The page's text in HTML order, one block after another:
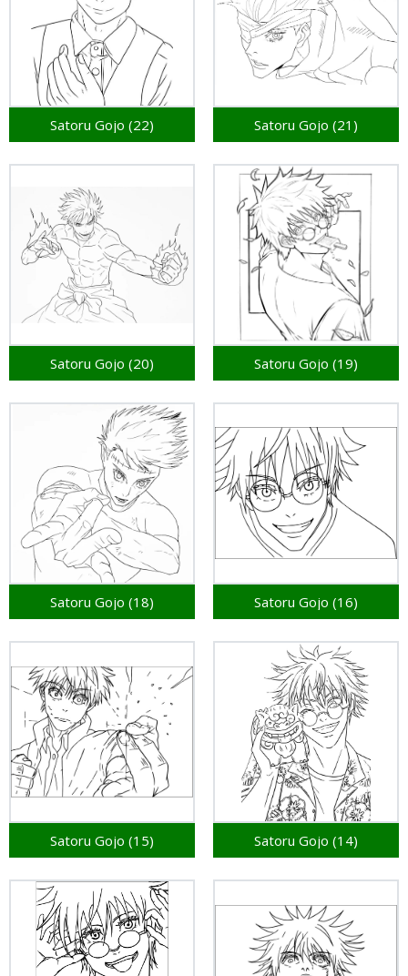
Satoru Gojo (22) Satoru Gojo (21)
Satoru Gojo (20) Satoru Gojo (19)
Satoru Gojo (18) Satoru Gojo (16)
Satoru Gojo (15) Satoru Gojo (14)